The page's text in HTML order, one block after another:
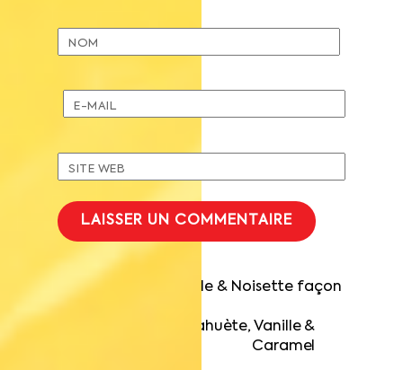
NOM
E-MAIL
SITE WEB
Tartelette Vanille & Noisette façon
Entremet Cacahuète, Vanille &
Caramel